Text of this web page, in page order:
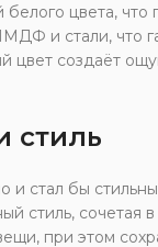
цвета, что
и стали, что
цвет создаёт
стиль
и стал бы
стиль, сочетая
при этом